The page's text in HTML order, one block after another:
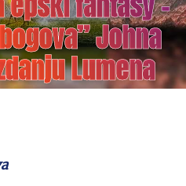
Johna
Lumena